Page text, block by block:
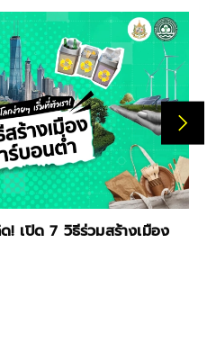
! เปิด 7 วิธีร่วมสร้างเมือง